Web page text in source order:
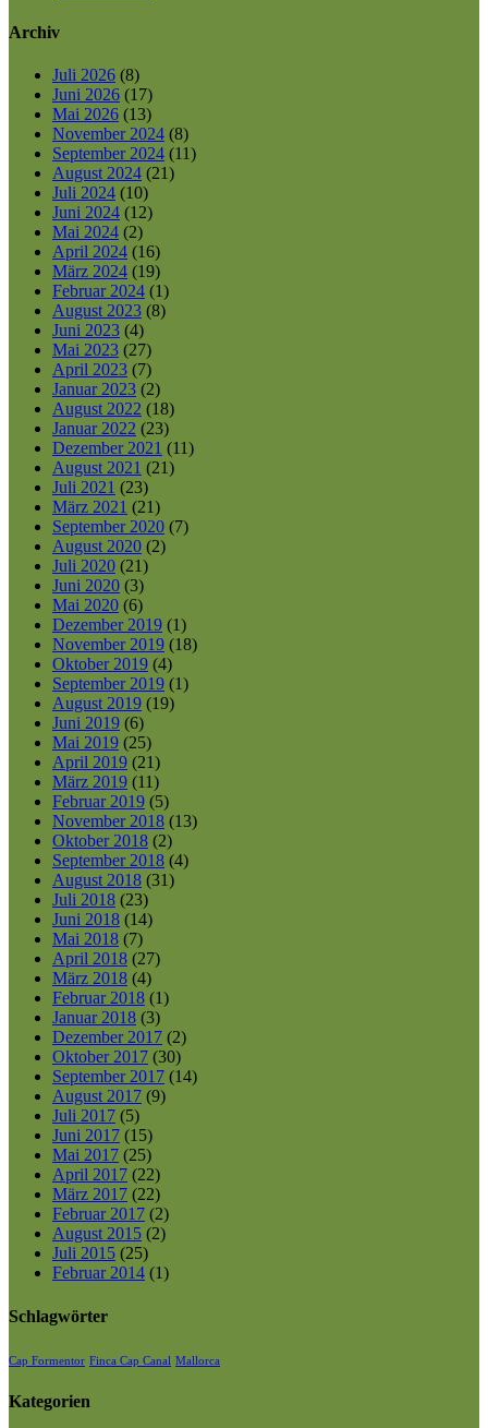
Archiv
Juli 2026 (8)
Juni 2026 (17)
Mai 2026 (13)
November 2024 (8)
September 2024 (11)
August 2024 (21)
Juli 2024 (10)
Juni 2024 (12)
Mai 2024 (2)
April 2024 (16)
März 2024 (19)
Februar 2024 (1)
August 2023 (8)
Juni 2023 (4)
Mai 2023 (27)
April 2023 (7)
Januar 2023 (2)
August 2022 (18)
Januar 2022 (23)
Dezember 2021 (11)
August 2021 (21)
Juli 2021 (23)
März 2021 (21)
September 2020 (7)
August 2020 (2)
Juli 2020 (21)
Juni 2020 (3)
Mai 2020 (6)
Dezember 2019 (1)
November 2019 (18)
Oktober 2019 (4)
September 2019 (1)
August 2019 (19)
Juni 2019 (6)
Mai 2019 (25)
April 2019 (21)
März 2019 (11)
Februar 2019 (5)
November 2018 (13)
Oktober 2018 (2)
September 2018 (4)
August 2018 (31)
Juli 2018 (23)
Juni 2018 (14)
Mai 2018 (7)
April 2018 (27)
März 2018 (4)
Februar 2018 (1)
Januar 2018 (3)
Dezember 2017 (2)
Oktober 2017 (30)
September 2017 (14)
August 2017 (9)
Juli 2017 (5)
Juni 2017 (15)
Mai 2017 (25)
April 2017 (22)
März 2017 (22)
Februar 2017 (2)
August 2015 (2)
Juli 2015 (25)
Februar 2014 (1)
Schlagwörter
Cap Formentor Finca Cap Canal Mallorca
Kategorien